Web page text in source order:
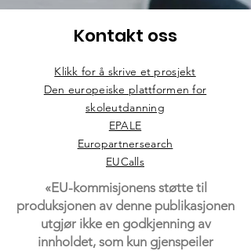
Kontakt oss
Klikk for å skrive et prosjekt
Den europeiske plattformen for
skoleutdanning
EPALE
Europartnersearch
EUCalls
«EU-kommisjonens støtte til
produksjonen av denne publikasjonen
utgjør ikke en godkjenning av
innholdet, som kun gjenspeiler